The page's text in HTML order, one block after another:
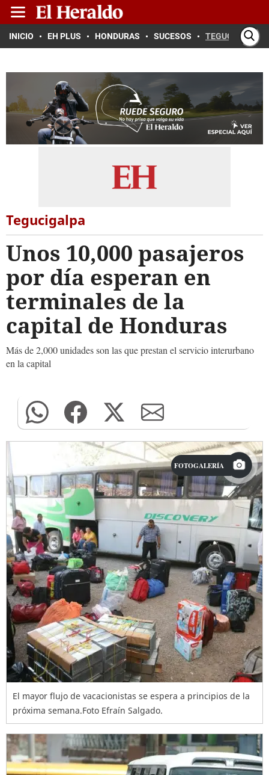
INICIO EH PLUS HONDURAS SUCESOS TEGUCIGALPA
Tegucigalpa
Unos 10,000 pasajeros
por día esperan en
terminales de la
capital de Honduras
Más de 2,000 unidades son las que prestan el servicio interurbano
en la capital
FOTOGALERÍA
El mayor flujo de vacacionistas se espera a principios de la
próxima semana.Foto Efraín Salgado.